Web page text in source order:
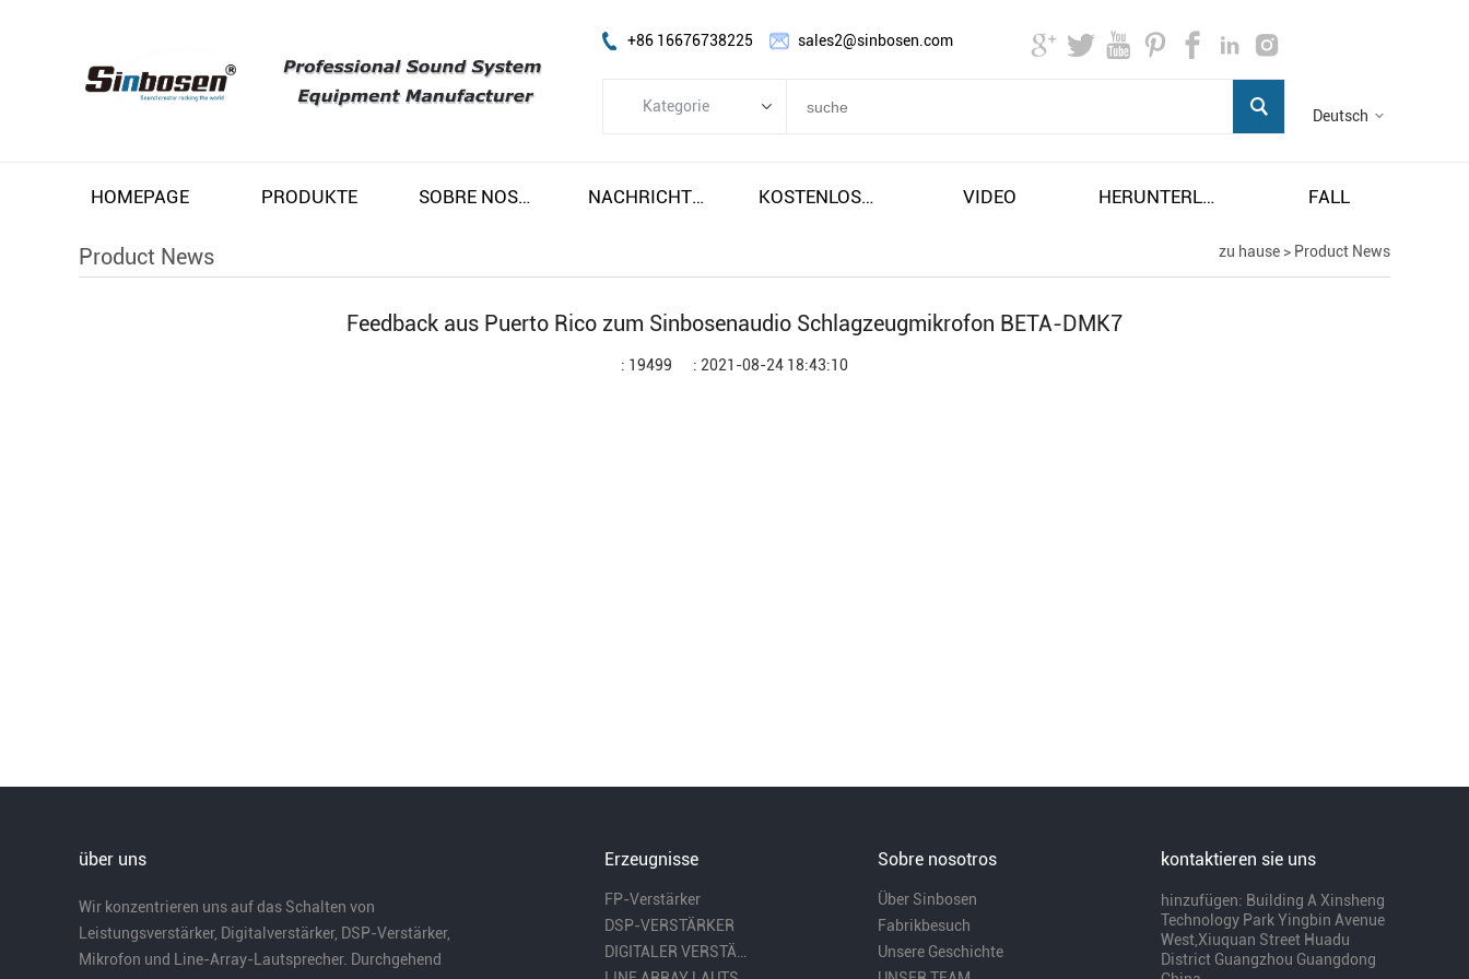
Deutsch
+86 16676738225 sales2@sinbosen.com
Kategorie
FP-Verstärker
HOMEPAGE PRODUKTE SOBRE NOSOTROS NACHRICHTEN KOSTENLOSER VERSAND UND STEUERN VIDEO HERUNTERLADEN FALL
Product News zu hause > Product News
Feedback aus Puerto Rico zum Sinbosenaudio Schlagzeugmikrofon BETA-DMK7
: 19499 : 2021-08-24 18:43:10
über uns
Wir konzentrieren uns auf das Schalten von
Leistungsverstärker, Digitalverstärker, DSP-Verstärker,
Mikrofon und Line-Array-Lautsprecher. Durchgehend
Erzeugnisse
FP-Verstärker
DSP-VERSTÄRKER
Sobre nosotros
Über Sinbosen
Fabrikbesuch
Unsere Geschichte
kontaktieren sie uns
hinzufügen: Building A Xinsheng
Technology Park Yingbin Avenue
West,Xiuquan Street Huadu
District Guangzhou Guangdong